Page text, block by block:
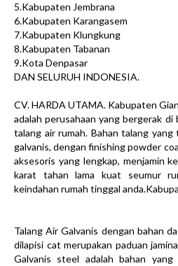
5.Kabupaten Jembrana
6.Kabupaten Karangasem
7.Kabupaten Klungkung
8.Kabupaten Tabanan
9.Kota Denpasar
DAN SELURUH INDONESIA.
CV. HARDA UTAMA. Kabupaten
adalah perusahaan yang bergerak
talang air rumah. Bahan talang
galvanis, dengan finishing powder
aksesoris yang lengkap, menjamin
karat tahan lama kuat seumur
keindahan rumah tinggal
Talang Air Galvanis dengan bahan
dilapisi cat merupakan paduan
Galvanis steel adalah bahan